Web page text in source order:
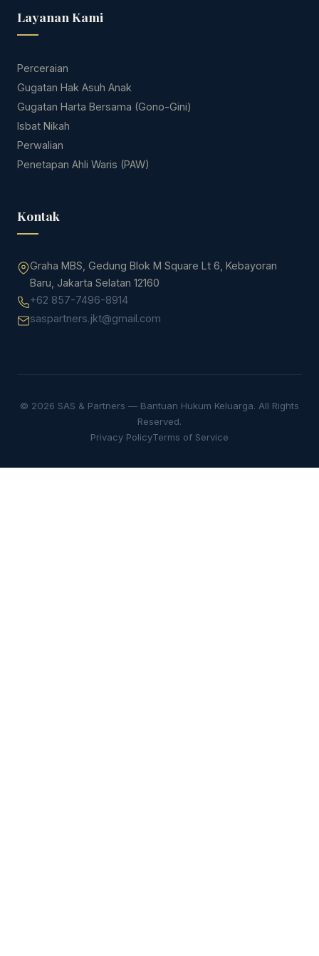
Layanan Kami
Perceraian
Gugatan Hak Asuh Anak
Gugatan Harta Bersama (Gono-Gini)
Isbat Nikah
Perwalian
Penetapan Ahli Waris (PAW)
Kontak
Graha MBS, Gedung Blok M Square Lt 6, Kebayoran
Baru, Jakarta Selatan 12160
+62 857-7496-8914
saspartners.jkt@gmail.com
© 2026 SAS & Partners — Bantuan Hukum Keluarga. All Rights
Reserved.
Privacy PolicyTerms of Service